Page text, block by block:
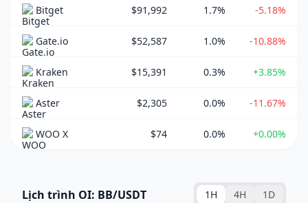
Bitget $91,992 1.7% -5.18%
Gate.io $52,587 1.0% -10.88%
Kraken $15,391 0.3% +3.85%
Aster $2,305 0.0% -11.67%
WOO X $74 0.0% +0.00%
Lịch trình OI: BB/USDT 1H 4H 1D